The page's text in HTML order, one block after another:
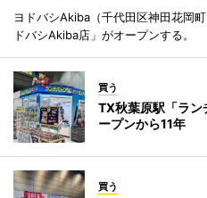
ヨドバシAkiba（千代田区神田花岡
ドバシAkiba店」がオープンする。
買う
TX秋葉原駅「ラ
ープンから11年
買う